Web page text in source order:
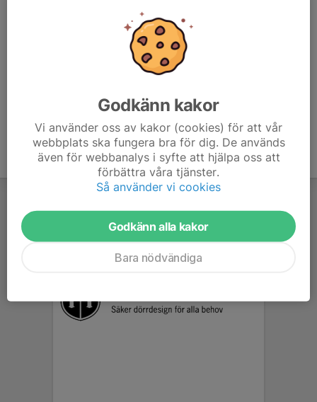
Godkänn kakor
Vi använder oss av kakor (cookies) för att vår
webbplats ska fungera bra för dig. De används
även för webbanalys i syfte att hjälpa oss att
förbättra våra tjänster.
Så använder vi cookies
Godkänn alla kakor
Bara nödvändiga